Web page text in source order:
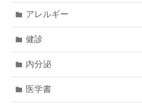
アレルギー
健診
内分泌
医学書